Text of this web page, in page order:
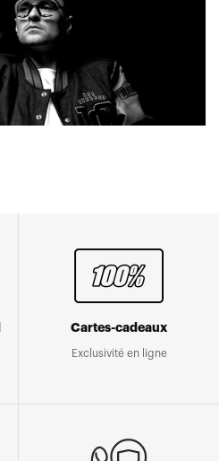
Cartes-cadeaux
Exclusivité en ligne